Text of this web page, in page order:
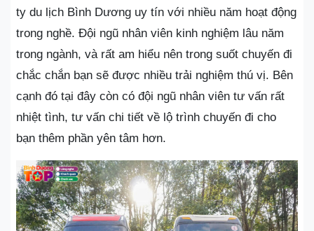
ty du lịch Bình Dương uy tín với nhiều năm hoạt động
trong nghề. Đội ngũ nhân viên kinh nghiệm lâu năm
trong ngành, và rất am hiểu nên trong suốt chuyến đi
chắc chắn bạn sẽ được nhiều trải nghiệm thú vị. Bên
cạnh đó tại đây còn có đội ngũ nhân viên tư vấn rất
nhiệt tình, tư vấn chi tiết về lộ trình chuyến đi cho
bạn thêm phần yên tâm hơn.